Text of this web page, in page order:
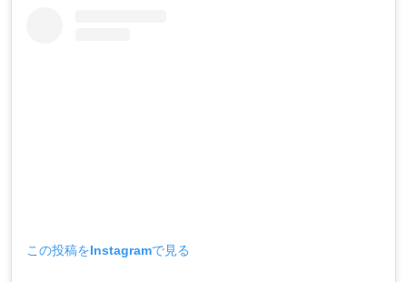
この投稿をInstagramで見る